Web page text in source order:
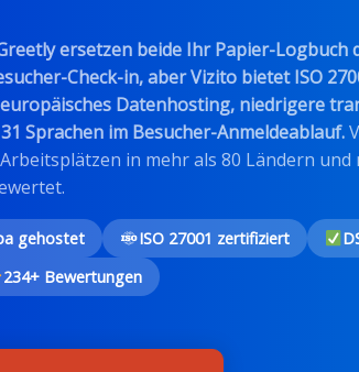
ersetzen beide Ihr Papier-Logbuch
Check-in, aber Vizito bietet ISO
Datenhosting, niedrigere
Sprachen im Besucher-Anmeldeablauf.
in mehr als 80 Ländern und
gehostet ISO 27001 zertifiziert
234+ Bewertungen